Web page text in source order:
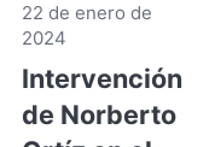
Al hacer clic
aceptas sus
términos y
condiciones
de
YouTube
22 de enero de
2024
Intervención
de Norberto